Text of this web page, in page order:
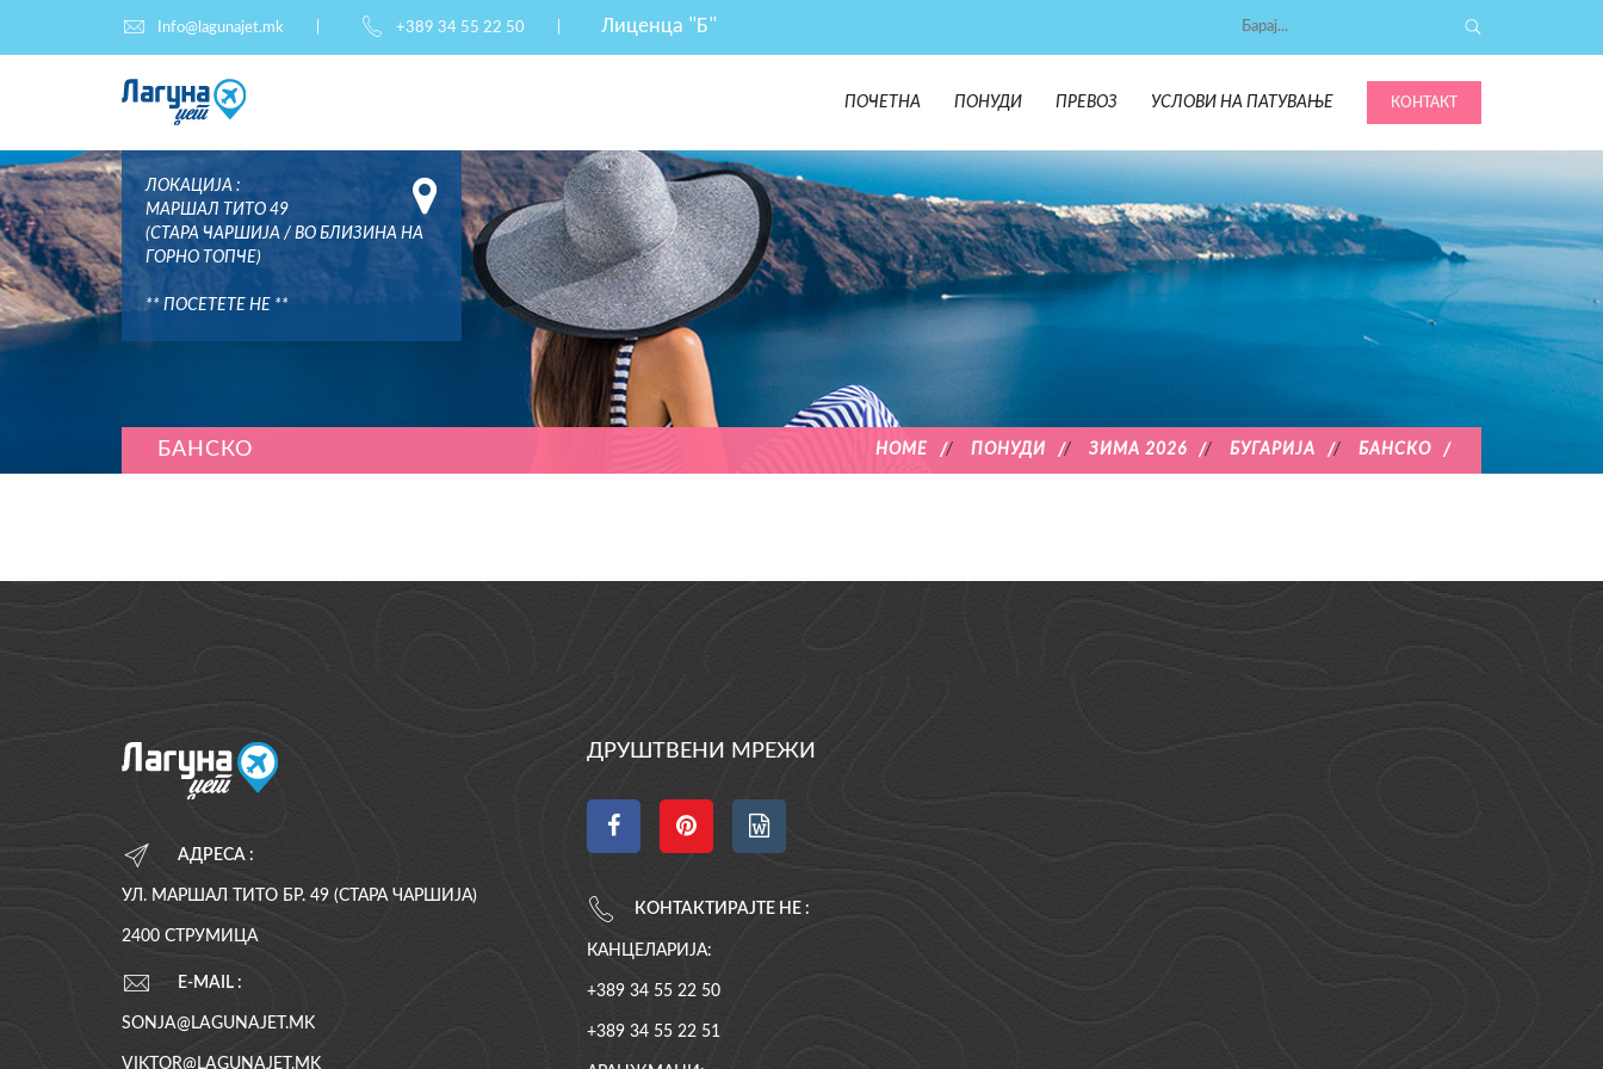
Info@lagunajet.mk +389 34 55 22 50 Лиценца "Б"
ПОЧЕТНА ПОНУДИ ПРЕВОЗ УСЛОВИ НА ПАТУВАЊЕ КОНТАКТ
ЛОКАЦИЈА :
МАРШАЛ ТИТО 49
(СТАРА ЧАРШИЈА / ВО БЛИЗИНА НА
ГОРНО ТОПЧЕ)
** ПОСЕТЕТЕ НЕ **
БАНСКО HOME / ПОНУДИ / ЗИМА 2026 / БУГАРИЈА / БАНСКО
АДРЕСА :
УЛ. МАРШАЛ ТИТО БР. 49 (СТАРА ЧАРШИЈА)
2400 СТРУМИЦА
E-MAIL :
SONJA@LAGUNAJET.MK
VIKTOR@LAGUNAJET.MK
ДРУШТВЕНИ МРЕЖИ
КОНТАКТИРАЈТЕ НЕ :
КАНЦЕЛАРИЈА:
+389 34 55 22 50
+389 34 55 22 51